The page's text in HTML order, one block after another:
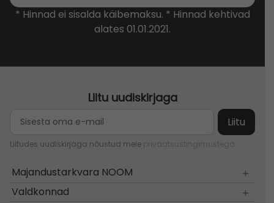
* Hinnad ei sisalda käibemaksu. * Hinnad kehtivad
alates 01.01.2021.
Liitu uudiskirjaga
Liitudes uudiskirjaga nõustud meie
Majandustarkvara NOOM
Valdkonnad